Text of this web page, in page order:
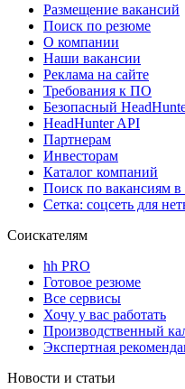
Размещение вакансий
Поиск по резюме
О компании
Наши вакансии
Реклама на сайте
Требования к ПО
Безопасный
HeadHunter API
Партнерам
Инвесторам
Каталог компаний
Поиск по вакансиям в
Сетка: соцсеть для
Соискателям
hh PRO
Готовое резюме
Все сервисы
Хочу у вас работать
Производственный
Экспертная
Новости и статьи